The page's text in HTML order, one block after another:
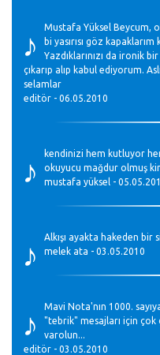
♪
Mustafa Yüksel Beycum,
bi yasırısı göz
Yazdıklarınızı da ironik
çıkarıp alıp kabul ediyorum.
selamlar
editör - 06.05.2010
♪
kendinizi hem kutluyor
okuyucu mağdur olmuş
mustafa yüksel -
♪
Alkışı ayakta hakeden
melek ata - 03.05.2010
♪
Mavi Nota'nın 1000.
"tebrik" mesajları için çok
varolun...
editör - 03.05.2010